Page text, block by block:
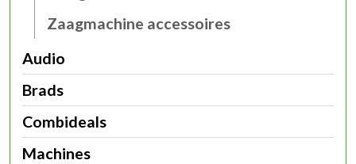
Zaagmachine accessoires
Audio
Brads
Combideals
Machines